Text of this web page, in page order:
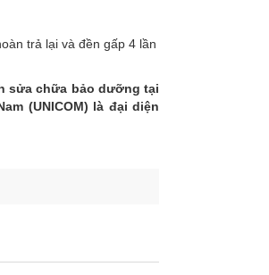
trả lại và đền gấp 4 lần
sửa chữa bảo dưỡng tại
(UNICOM) là đại diện